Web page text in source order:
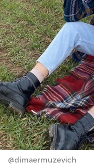
@dimaermuzevich